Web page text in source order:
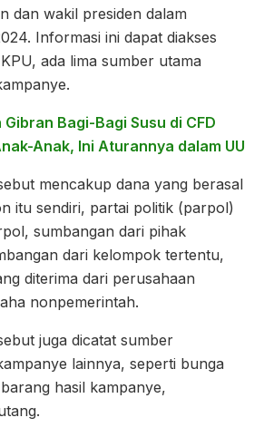
dan wakil presiden dalam
Informasi ini dapat diakses
ada lima sumber utama
Gibran Bagi-Bagi Susu di CFD
Anak, Ini Aturannya dalam UU
mencakup dana yang berasal
itu sendiri, partai politik (parpol)
sumbangan dari pihak
dari kelompok tertentu,
diterima dari perusahaan
nonpemerintah.
juga dicatat sumber
lainnya, seperti bunga
hasil kampanye,